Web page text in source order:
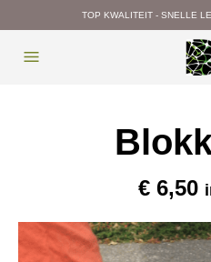
TOP KWALITEIT - SNELLE
€6,50